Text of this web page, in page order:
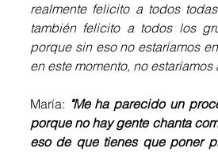
realmente felicito a todos
también felicito a todos los
porque sin eso no estaríamos
en este momento, no estaríamos
María: "Me ha parecido un
porque no hay gente chanta
eso de que tienes que poner